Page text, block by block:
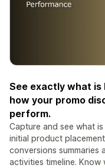
See exactly what is
how your promo
perform.
Capture and see what
initial product
conversions summaries
activities timeline.